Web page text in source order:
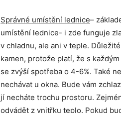
Správné umístění lednice–
umístění lednice- i zde funguje
v chladnu, ale ani v teple.
kamen, protože platí, že s
se zvýší spotřeba o 4-6%. Také
nechávat u okna. Bude vám
jí necháte trochu prostoru.
odvádět z vnitřku teplo. Pokud